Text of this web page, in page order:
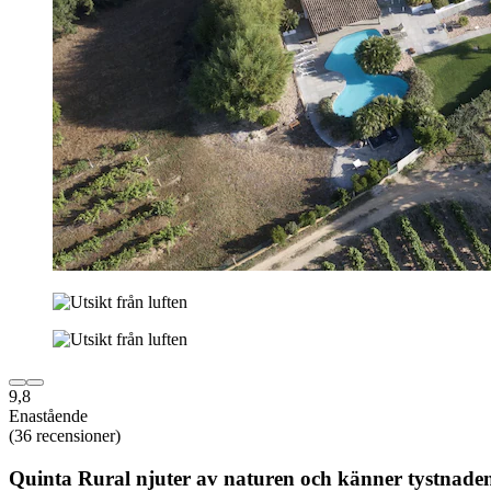
9,8
Enastående
(36 recensioner)
Quinta Rural njuter av naturen och känner